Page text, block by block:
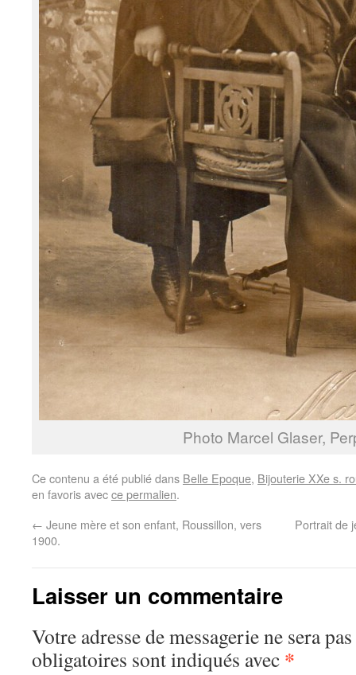
Photo Marcel Glaser,
Ce contenu a été publié dans Belle Epoque, Bijouterie XXe s.
en favoris avecce permalien.
← Jeune mère et son enfant, Roussillon, vers
1900.
Portrait de
Laisser un commentaire
Votre adresse de messagerie ne sera
obligatoires sont indiqués avec *